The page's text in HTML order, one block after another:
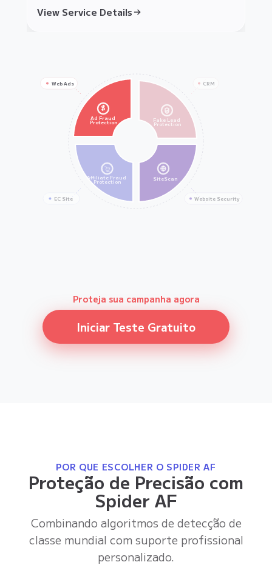
View Service Details
View Service Details
Web Ads CRM
Website Security
EC Site
$
Ad Fraud
Protection Fake Lead
Protection
SiteScan
Affiliate Fraud
Protection
Proteja sua campanha agora
Iniciar Teste Gratuito
POR QUE ESCOLHER O SPIDER AF
Proteção de Precisão com
Spider AF
Combinando algoritmos de detecção de
classe mundial com suporte profissional
personalizado.